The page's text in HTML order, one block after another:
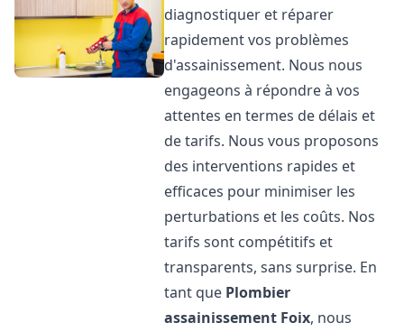
diagnostiquer et réparer
rapidement vos problèmes
d'assainissement. Nous nous
engageons à répondre à vos
attentes en termes de délais et
de tarifs. Nous vous proposons
des interventions rapides et
efficaces pour minimiser les
perturbations et les coûts. Nos
tarifs sont compétitifs et
transparents, sans surprise. En
tant que Plombier
assainissement Foix, nous